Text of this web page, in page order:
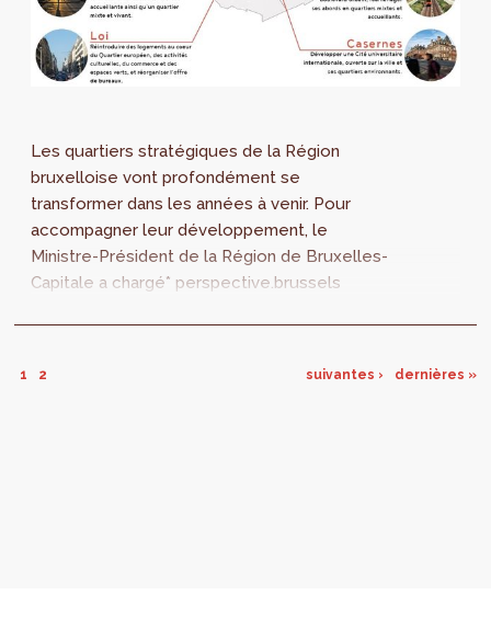
Les quartiers stratégiques de la Région
bruxelloise vont profondément se
transformer dans les années à venir. Pour
accompagner leur développement, le
Ministre-Président de la Région de Bruxelles-
Capitale a chargé* perspective.brussels
1 2 suivantes › dernières »